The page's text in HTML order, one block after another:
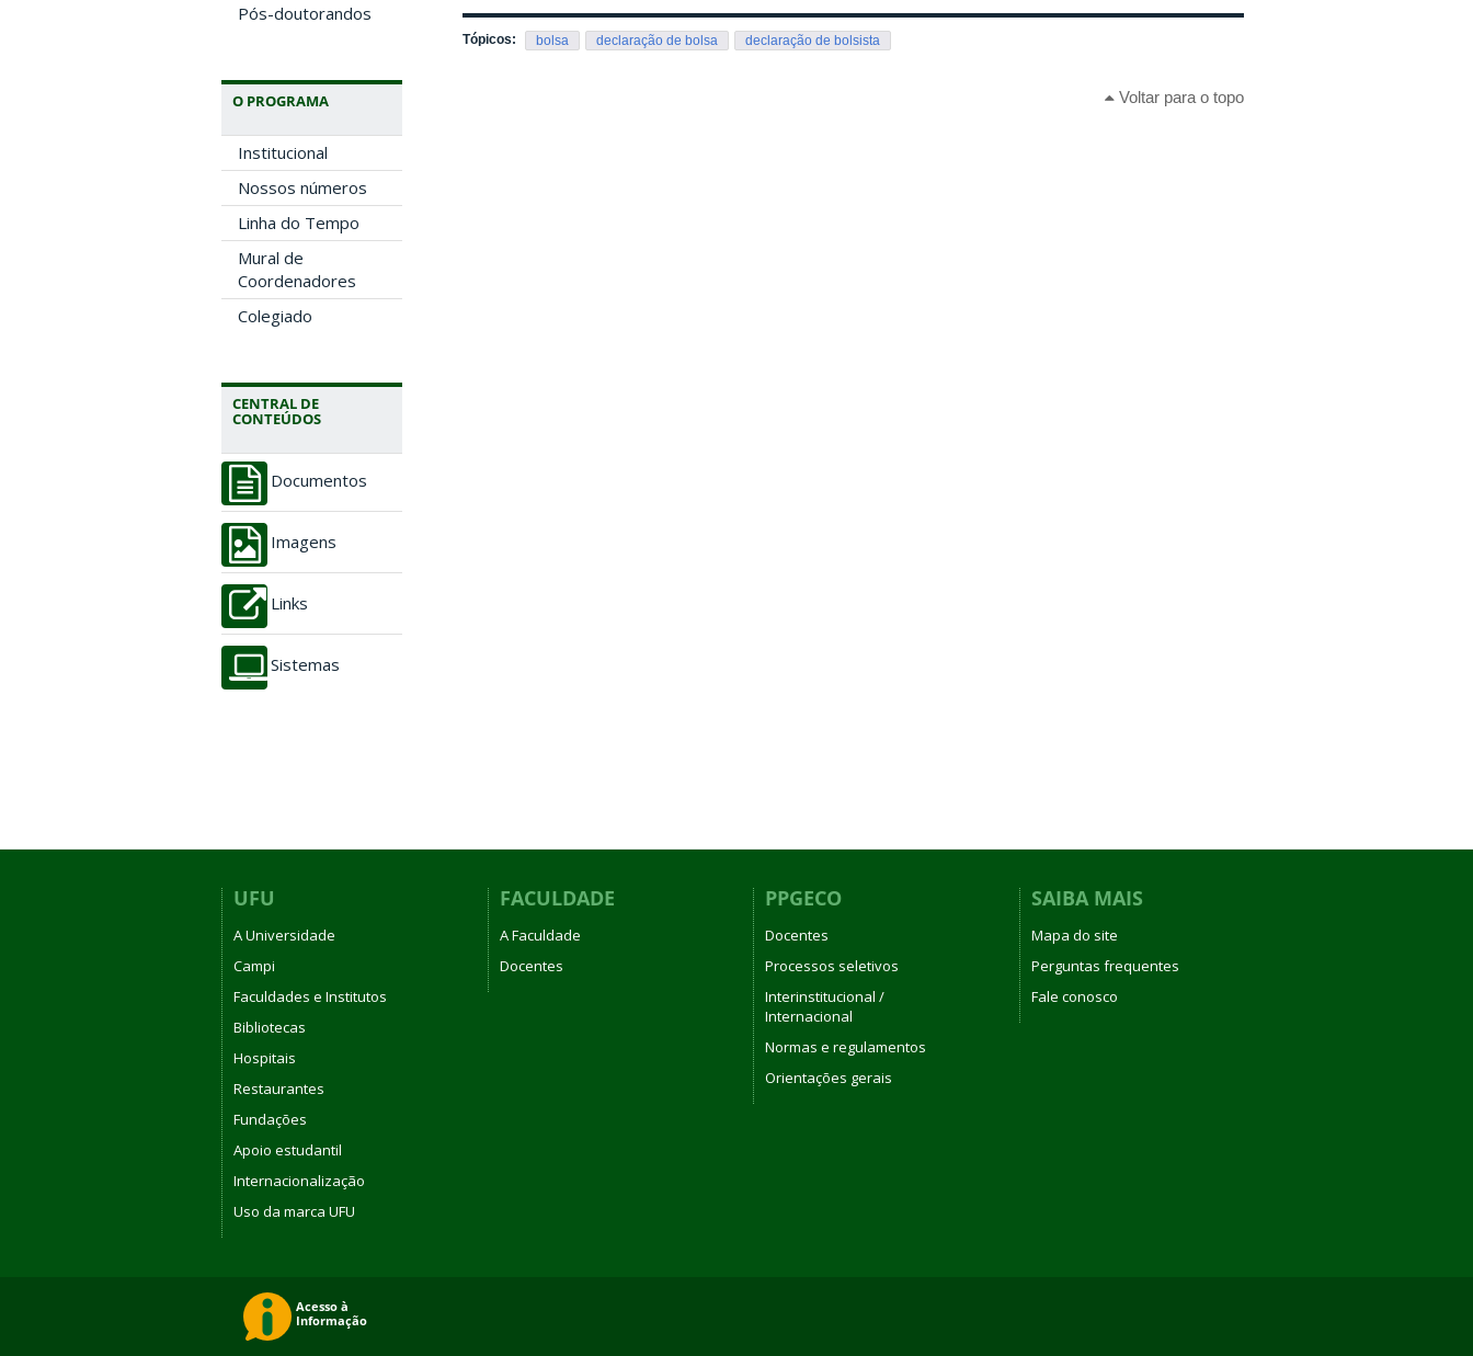
Pós-doutorandos
O PROGRAMA
Institucional
Nossos números
Linha do Tempo
Mural de
Coordenadores
Colegiado
CENTRAL DE
CONTEÚDOS
Documentos
Imagens
Links
Sistemas
Tópicos: bolsa declaração de bolsa declaração de bolsista
Voltar para o topo
UFU
A Universidade
Campi
Faculdades e Institutos
Bibliotecas
Hospitais
Restaurantes
Fundações
Apoio estudantil
Internacionalização
Uso da marca UFU
FACULDADE
A Faculdade
Docentes
PPGECO
Docentes
Processos seletivos
Interinstitucional /
Internacional
Normas e regulamentos
Orientações gerais
SAIBA MAIS
Mapa do site
Perguntas frequentes
Fale conosco